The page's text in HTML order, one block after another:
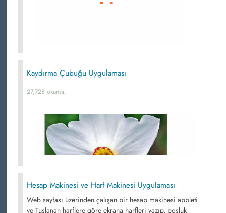
Kaydırma Çubuğu Uygulaması
27,728 okuma,
Hesap Makinesi ve Harf Makinesi Uygulaması
Web sayfası üzerinden çalışan bir hesap makinesi appleti
ve Tuşlanan harflere göre ekrana harfleri yazıp, boşluk,